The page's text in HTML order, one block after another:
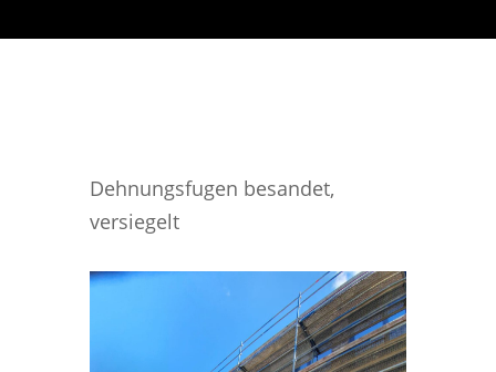
Dehnungsfugen besandet,
versiegelt